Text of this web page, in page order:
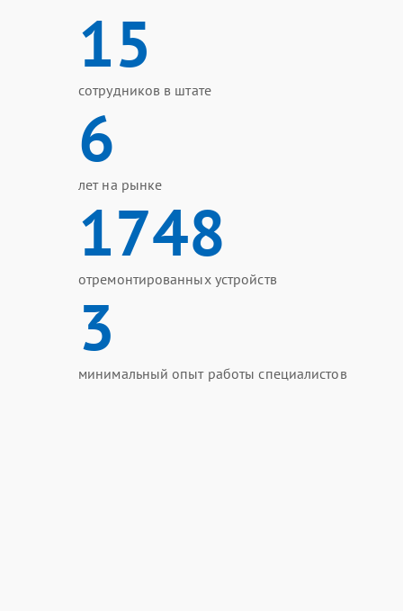
15
сотрудников в штате
6
лет на рынке
1748
отремонтированных устройств
3
минимальный опыт работы специалистов